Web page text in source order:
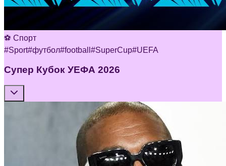
⚽ Спорт
#Sport#футбол#football #SuperCup#UEFA
Супер Кубок УЕФА 2026